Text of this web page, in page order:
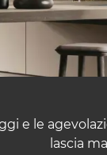
e le
lascia